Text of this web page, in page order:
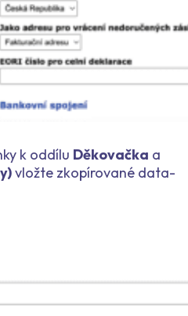
k oddílu Děkovačka a
vložte zkopírované data-